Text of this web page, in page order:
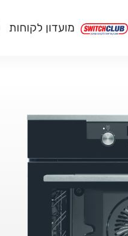
מועדון לקוחות